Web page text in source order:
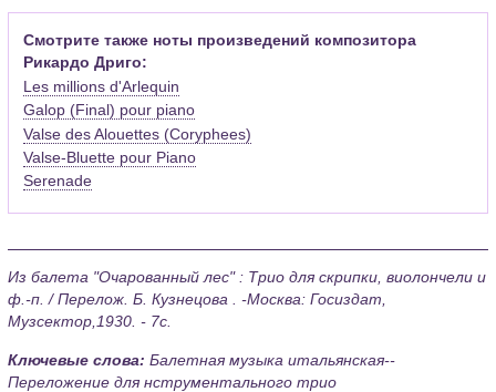
Смотрите также ноты произведений композитора
Рикардо Дриго:
Les millions d'Arlequin
Galop (Final) pour piano
Valse des Alouettes (Coryphees)
Valse-Bluette pour Piano
Serenade
Из балета "Очарованный лес" : Трио для скрипки, виолончели и
ф.-п. / Перелож. Б. Кузнецова . -Москва: Госиздат,
Музсектор,1930. - 7с.
Ключевые слова:Балетная музыка итальянская--
Переложение для нструментального трио